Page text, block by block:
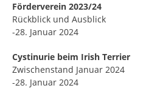
Förderverein 2023/24
Rückblick und Ausblick
-28. Januar 2024
Cystinurie beim Irish Terrier
Zwischenstand Januar 2024
-28. Januar 2024